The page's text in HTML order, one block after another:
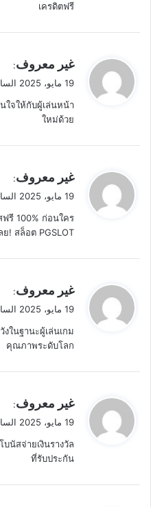
เครดิตฟรี
ي
ق
ل
غير معروف:
19 مايو، 2025 الساعة 7:33 ص
ใจให้กับผู้เล่นหน้า
ใหม่ด้วย
ي
ق
ل
غير معروف:
19 مايو، 2025 الساعة 7:33 ص
รี 100% ก่อนใคร
ย! สล็อต PGSLOT
ي
ق
ل
غير معروف:
19 مايو، 2025 الساعة 7:33 ص
ในฐานะผู้เล่นเกม
คุณภาพระดับโลก
ي
ق
ل
غير معروف:
19 مايو، 2025 الساعة 7:33 ص
นัสจ่ายเงินรางวัล
ที่รับประกัน